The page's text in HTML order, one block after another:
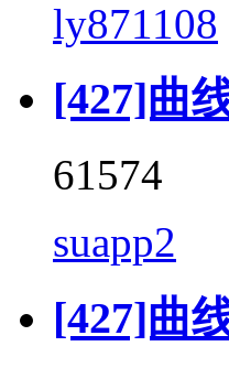
ly871108
[427]曲
61574
suapp2
[427]曲